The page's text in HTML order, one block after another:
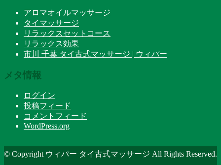
アロマオイルマッサージ
タイマッサージ
リラックスセットコース
リラックス効果
市川 千葉 タイ古式マッサージ | ウィパー
メタ情報
ログイン
投稿フィード
コメントフィード
WordPress.org
© Copyright ウィパー タイ古式マッサージ All Rights Reserved.